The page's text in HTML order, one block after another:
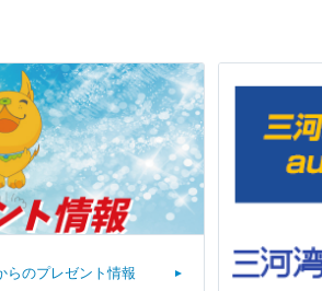
らのプレゼント情報